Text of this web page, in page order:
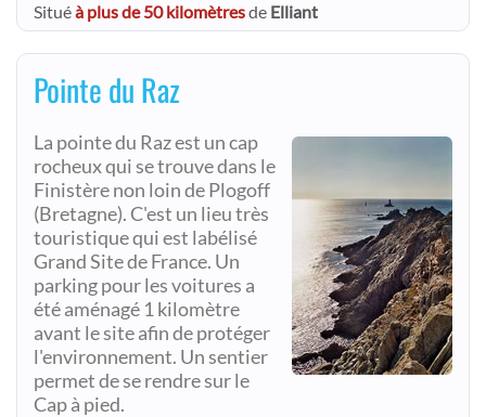
Situéà plus de 50 kilomètresde Elliant
Pointe du Raz
La pointe du Raz est un cap
rocheux qui se trouve dans le
Finistère non loin de Plogoff
(Bretagne). C'est un lieu très
touristique qui est labélisé
Grand Site de France. Un
parking pour les voitures a
été aménagé 1 kilomètre
avant le site afin de protéger
l'environnement. Un sentier
permet de se rendre sur le
Cap à pied.